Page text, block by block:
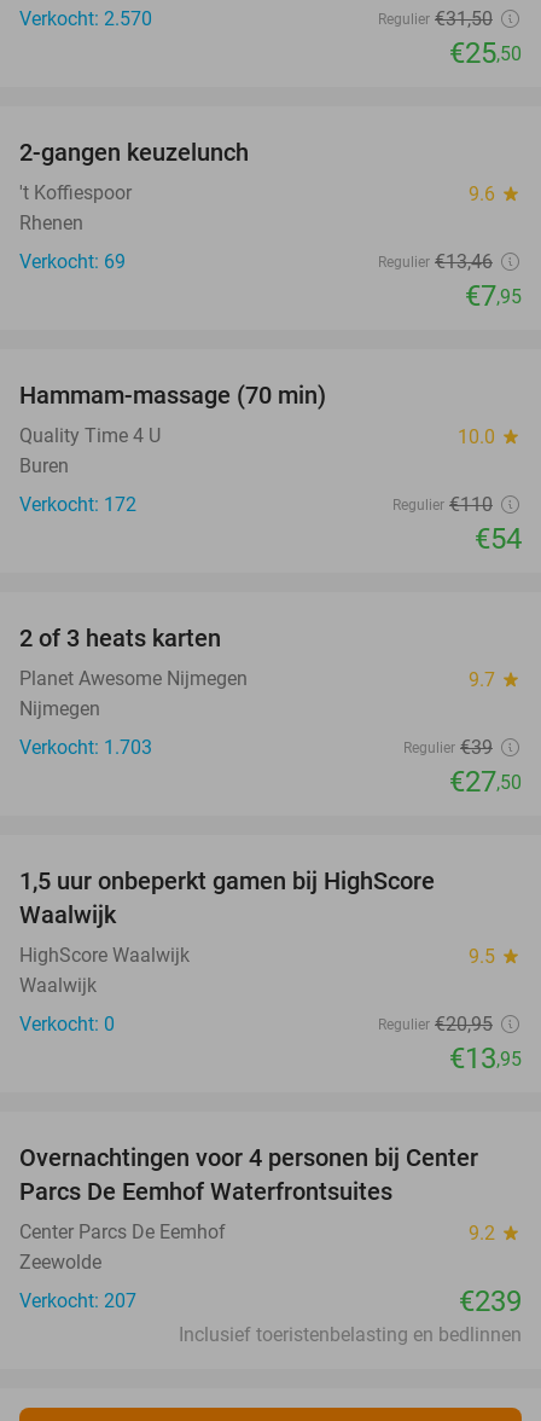
Verkocht: 2.570
Regulier €31,50
€25,50
NEW
TODAY
2-gangen keuzelunch
't Koffiespoor 9.6 star
Rhenen
Verkocht: 69
Regulier €13,46
€7,95
Hammam-massage (70 min)
Quality Time 4 U 10.0 star
Buren
Verkocht: 172
Regulier €110
€54
2 of 3 heats karten
Planet Awesome Nijmegen 9.7 star
Nijmegen
Verkocht: 1.703
Regulier €39
€27,50
TODAY
1,5 uur onbeperkt gamen bij HighScore
Waalwijk
HighScore Waalwijk 9.5 star
Waalwijk
Verkocht: 0
Regulier €20,95
€13,95
Overnachtingen voor 4 personen bij Center
Parcs De Eemhof Waterfrontsuites
Center Parcs De Eemhof 9.2 star
Zeewolde
Verkocht: 207
€239
Inclusief toeristenbelasting en bedlinnen